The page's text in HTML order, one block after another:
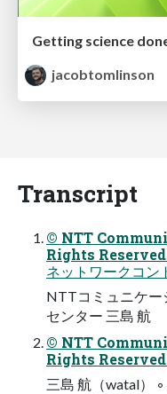
jacobtomlinson
Transcript
© NTT
Rights Reserved.
ネットワークコ
NTTコミュニケー
センター 三島 航
© NTT
Rights Reserved.
三島 航（watal）